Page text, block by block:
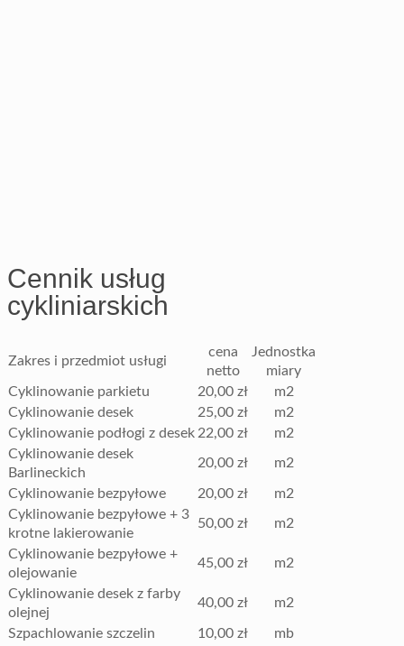
Cennik usług
cykliniarskich
Zakres i przedmiot usługi
cena
netto
Jednostka
miary
Cyklinowanie parkietu
20,00 zł
m2
Cyklinowanie desek
25,00 zł
m2
Cyklinowanie podłogi z desek 22,00 zł
m2
Cyklinowanie desek
Barlineckich
20,00 zł m2
Cyklinowanie bezpyłowe 20,00 zł
m2
Cyklinowanie bezpyłowe + 3
krotne lakierowanie
50,00 zł m2
Cyklinowanie bezpyłowe +
olejowanie
45,00 zł m2
Cyklinowanie desek z farby
olejnej
40,00 zł m2
Szpachlowanie szczelin 10,00 zł
mb